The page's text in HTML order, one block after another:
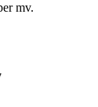
mv.